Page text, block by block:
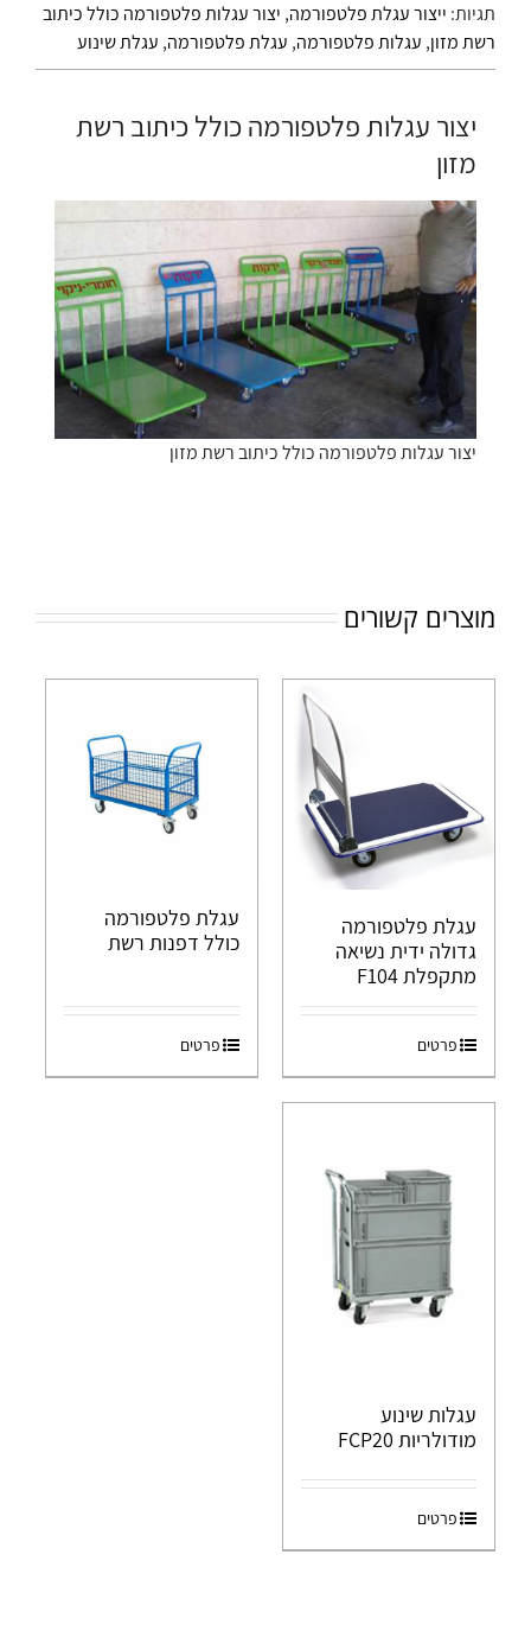
תגיות: ייצור עגלת פלטפורמה, יצור עגלות פלטפורמה כולל כיתוב
רשת מזון, עגלות פלטפורמה, עגלת פלטפורמה, עגלת שינוע
יצור עגלות פלטפורמה כולל כיתוב רשת
מזון
יצור עגלות פלטפורמה כולל כיתוב רשת מזון
מוצרים קשורים
עגלת פלטפורמה
גדולה ידית נשיאה
מתקפלת F104
פרטים
עגלת פלטפורמה
כולל דפנות רשת
פרטים
עגלות שינוע
מודולריות FCP20
פרטים